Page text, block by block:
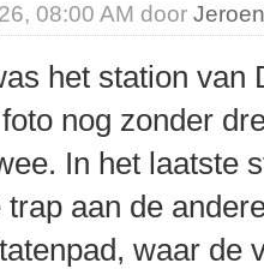
08:00 AM door
het station van
nog zonder
In het laatste
trap aan de
waar de